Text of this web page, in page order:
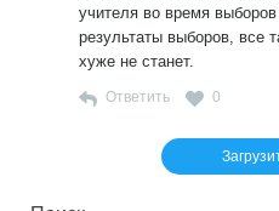
учителя во время
результаты выборов, все
хуже не станет.
Ответить 0